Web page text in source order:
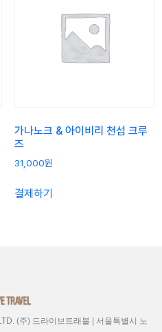
가나노크 & 아이비리 천섬 크루
즈
31,000원
결제하기
(주) 드라이브트래블 | 서울특별시 노